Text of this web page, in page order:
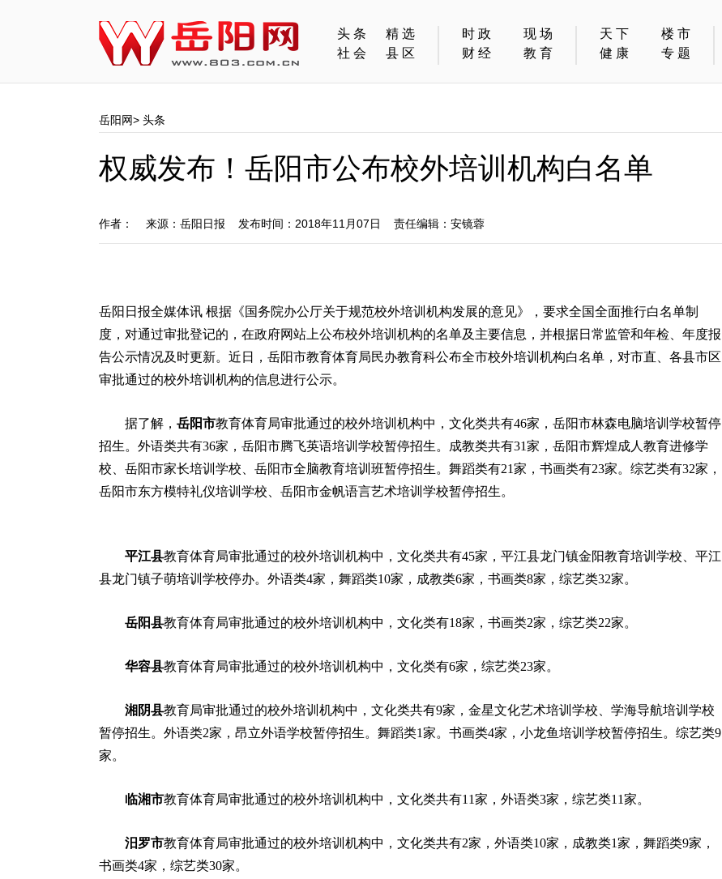
头条
精选
社会
县区
时政
现场
财经
教育
天下
楼市
健康
专题
岳阳网> 头条
权威发布！岳阳市公布校外培训机构白名单
作者： 来源：岳阳日报 发布时间：2018年11月07日 责任编辑：安镜蓉
岳阳日报全媒体讯 根据《国务院办公厅关于规范校外培训机构发展的意见》，要求全国全面推行白名单制
度，对通过审批登记的，在政府网站上公布校外培训机构的名单及主要信息，并根据日常监管和年检、年度报
告公示情况及时更新。近日，岳阳市教育体育局民办教育科公布全市校外培训机构白名单，对市直、各县市区
审批通过的校外培训机构的信息进行公示。
据了解， 岳阳市教育体育局审批通过的校外培训机构中，文化类共有46家，岳阳市林森电脑培训学校暂停
招生。外语类共有36家，岳阳市腾飞英语培训学校暂停招生。成教类共有31家，岳阳市辉煌成人教育进修学
校、岳阳市家长培训学校、岳阳市全脑教育培训班暂停招生。舞蹈类有21家，书画类有23家。综艺类有32家，
岳阳市东方模特礼仪培训学校、岳阳市金帆语言艺术培训学校暂停招生。
平江县教育体育局审批通过的校外培训机构中，文化类共有45家，平江县龙门镇金阳教育培训学校、平江
县龙门镇子萌培训学校停办。外语类4家，舞蹈类10家，成教类6家，书画类8家，综艺类32家。
岳阳县教育体育局审批通过的校外培训机构中，文化类有18家，书画类2家，综艺类22家。
华容县教育体育局审批通过的校外培训机构中，文化类有6家，综艺类23家。
湘阴县教育局审批通过的校外培训机构中，文化类共有9家，金星文化艺术培训学校、学海导航培训学校
暂停招生。外语类2家，昂立外语学校暂停招生。舞蹈类1家。书画类4家，小龙鱼培训学校暂停招生。综艺类9
家。
临湘市教育体育局审批通过的校外培训机构中，文化类共有11家，外语类3家，综艺类11家。
汨罗市教育体育局审批通过的校外培训机构中，文化类共有2家，外语类10家，成教类1家，舞蹈类9家，
书画类4家，综艺类30家。